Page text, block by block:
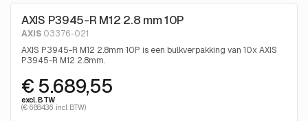
AXIS P3945-R M12 2.8 mm 10P
AXIS 03376-021
AXIS P3945-R M12 2.8mm 10P is een bulkverpakking van 10x AXIS
P3945-R M12 2.8mm.
€ 5.689,55
excl. BTW
(€ 6884.36 incl. BTW)